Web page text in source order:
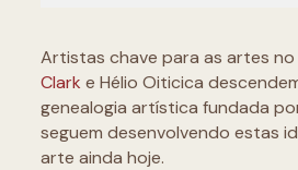
Artistas chave para as artes no
Clark e Hélio Oiticica
genealogia artística fundada
seguem desenvolvendo estas
arte ainda hoje.